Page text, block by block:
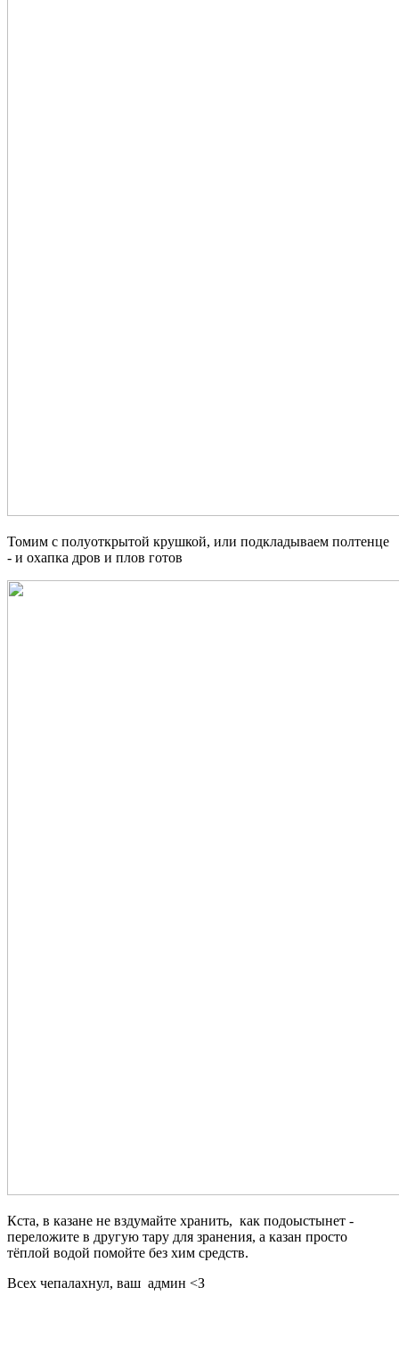
Томим с полуоткрытой крушкой, или подкладываем полтенце
- и охапка дров и плов готов
Кста, в казане не вздумайте хранить, как подоыстынет -
переложите в другую тару для зранения, а казан просто
тёплой водой помойте без хим средств.
Всех чепалахнул, ваш админ <З